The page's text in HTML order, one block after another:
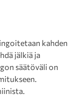
kahden
jälkiä ja
säätöväli on